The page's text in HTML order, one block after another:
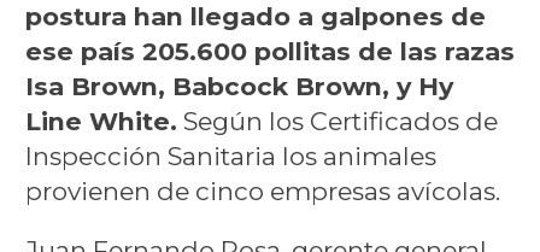
postura han llegado a galpones de
ese país 205.600 pollitas de las razas
Isa Brown, Babcock Brown, y Hy
Line White. Según los Certificados de
Inspección Sanitaria los animales
provienen de cinco empresas avícolas.